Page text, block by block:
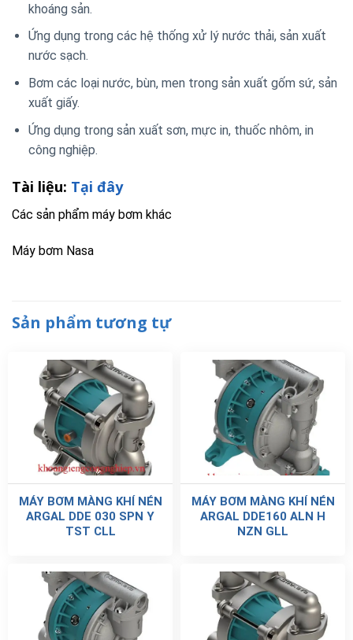
khoáng sản.
Ứng dụng trong các hệ thống xử lý nước thải, sản xuất
nước sạch.
Bơm các loại nước, bùn, men trong sản xuất gốm sứ, sản
xuất giấy.
Ứng dụng trong sản xuất sơn, mực in, thuốc nhôm, in
công nghiệp.
Tài liệu: Tại đây
Các sản phẩm máy bơm khác
Máy bơm Nasa
Sản phẩm tương tự
MÁY BƠM MÀNG KHÍ NÉN
ARGAL DDE 030 SPN Y
TST CLL
MÁY BƠM MÀNG KHÍ NÉN
ARGAL DDE160 ALN H
NZN GLL